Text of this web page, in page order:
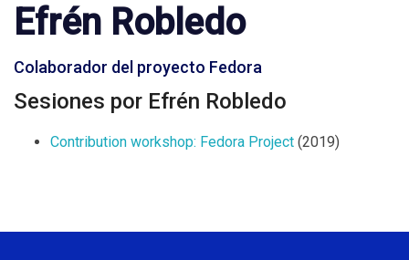
Efrén Robledo
Colaborador del proyecto Fedora
Sesiones por Efrén Robledo
Contribution workshop: Fedora Project (2019)